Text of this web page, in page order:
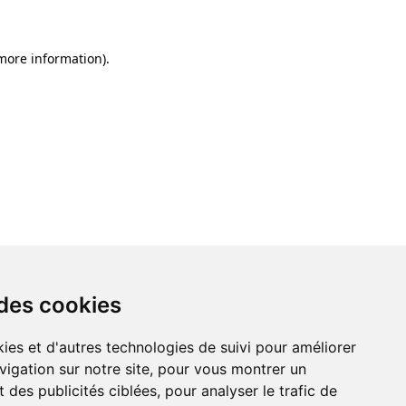
cookies
et d'autres technologies de suivi pour améliorer
sur notre site, pour vous montrer un
des publicités ciblées, pour analyser le trafic de
information).